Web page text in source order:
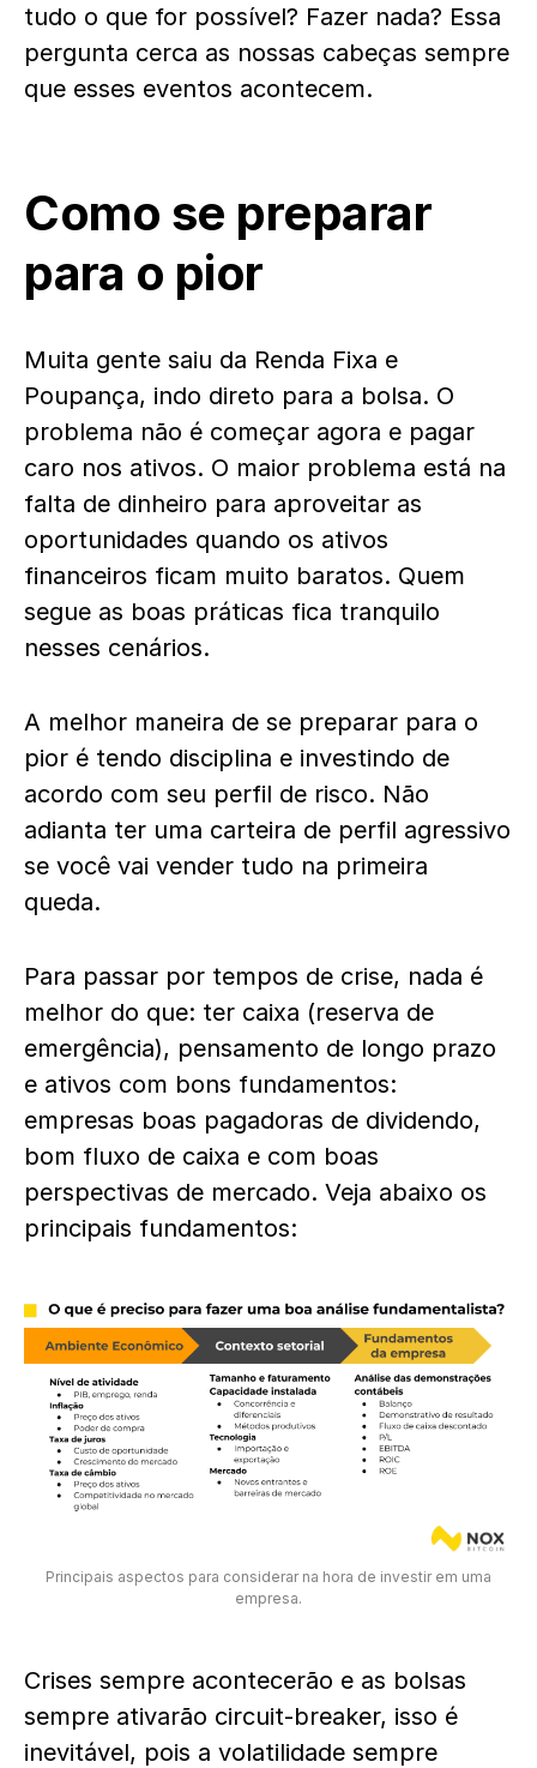
tudo o que for possível? Fazer nada? Essa
pergunta cerca as nossas cabeças sempre
que esses eventos acontecem.
Como se preparar
para o pior
Muita gente saiu da Renda Fixa e
Poupança, indo direto para a bolsa. O
problema não é começar agora e pagar
caro nos ativos. O maior problema está na
falta de dinheiro para aproveitar as
oportunidades quando os ativos
financeiros ficam muito baratos. Quem
segue as boas práticas fica tranquilo
nesses cenários.
A melhor maneira de se preparar para o
pior é tendo disciplina e investindo de
acordo com seu perfil de risco. Não
adianta ter uma carteira de perfil agressivo
se você vai vender tudo na primeira
queda.
Para passar por tempos de crise, nada é
melhor do que: ter caixa (reserva de
emergência), pensamento de longo prazo
e ativos com bons fundamentos:
empresas boas pagadoras de dividendo,
bom fluxo de caixa e com boas
perspectivas de mercado. Veja abaixo os
principais fundamentos:
Principais aspectos para considerar na hora de investir em uma
empresa.
Crises sempre acontecerão e as bolsas
sempre ativarão circuit-breaker, isso é
inevitável, pois a volatilidade sempre